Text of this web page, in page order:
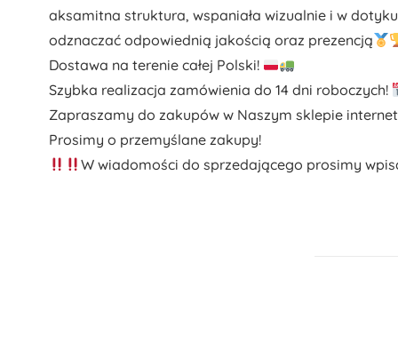
aksamitna struktura, wspaniała wizualnie i w
odznaczać odpowiednią jakością oraz prezencją
Dostawa na terenie całej Polski!
Szybka realizacja zamówienia do 14 dni roboczych!
Zapraszamy do zakupów w Naszym sklepie
Prosimy o przemyślane zakupy!
W wiadomości do sprzedającego prosimy